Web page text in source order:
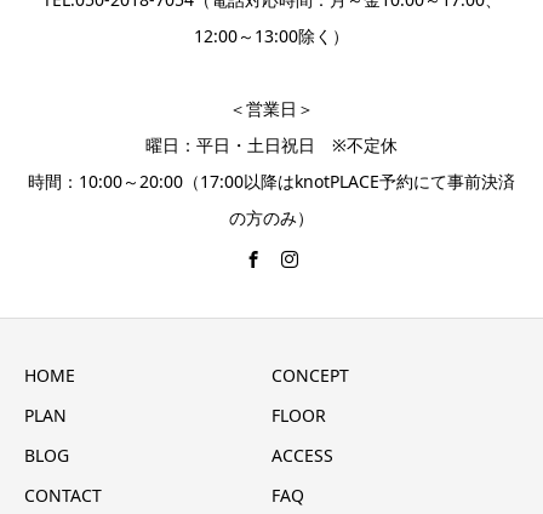
12:00～13:00除く）
＜営業日＞
曜日：平日・土日祝日 ※不定休
時間：10:00～20:00（17:00以降はknotPLACE予約にて事前決済
の方のみ）
HOME
CONCEPT
PLAN
FLOOR
BLOG
ACCESS
CONTACT
FAQ